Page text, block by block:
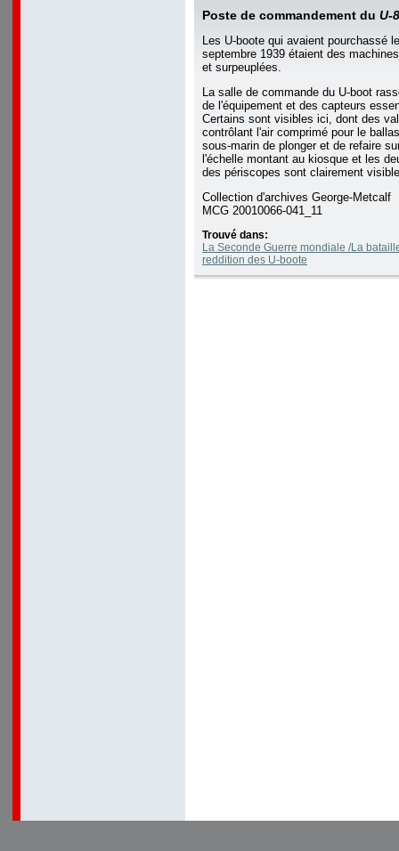
Poste de commandement du U-
Les U-boote qui avaient pourchassé
septembre 1939 étaient des
et surpeuplées.
La salle de commande du U-boot
de l'équipement et des capteurs
Certains sont visibles ici, dont des
contrôlant l'air comprimé pour le
sous-marin de plonger et de refaire
l'échelle montant au kiosque et les
des périscopes sont clairement
Collection d'archives George-Metcalf
MCG 20010066-041_11
Trouvé dans:
La Seconde Guerre mondiale /La
reddition des U-boote